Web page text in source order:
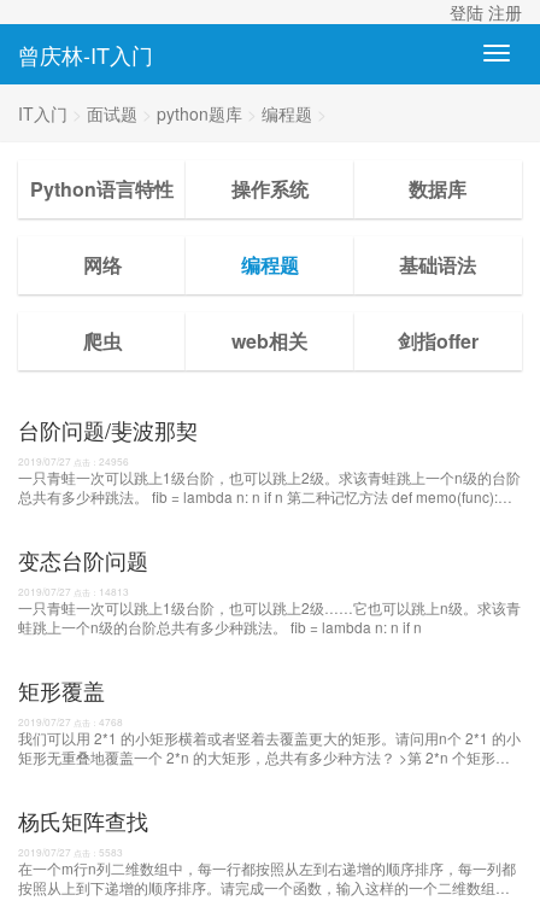
登陆 注册
曾庆林-IT入门
IT入门 > 面试题 > python题库 > 编程题 >
Python语言特性 操作系统 数据库
网络 编程题 基础语法
爬虫 web相关 剑指offer
台阶问题/斐波那契
2019/07/27 点击： 24956
一只青蛙一次可以跳上1级台阶，也可以跳上2级。求该青蛙跳上一个n级的台阶
总共有多少种跳法。 fib = lambda n: n if n 第二种记忆方法 def memo(func):
变态台阶问题
2019/07/27 点击： 14813
一只青蛙一次可以跳上1级台阶，也可以跳上2级……它也可以跳上n级。求该青
蛙跳上一个n级的台阶总共有多少种跳法。 fib = lambda n: n if n
矩形覆盖
2019/07/27 点击： 4768
我们可以用 2*1 的小矩形横着或者竖着去覆盖更大的矩形。请问用n个 2*1 的小
矩形无重叠地覆盖一个 2*n 的大矩形，总共有多少种方法？ >第 2*n 个矩形的
杨氏矩阵查找
2019/07/27 点击： 5583
在一个m行n列二维数组中，每一行都按照从左到右递增的顺序排序，每一列都
按照从上到下递增的顺序排序。请完成一个函数，输入这样的一个二维数组和